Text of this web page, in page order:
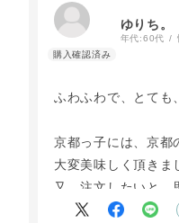
ゆりち。
年代:60代
ふわふわで、とても
京都っ子には、京都
大変美味しく頂きま
又、注文したいと、